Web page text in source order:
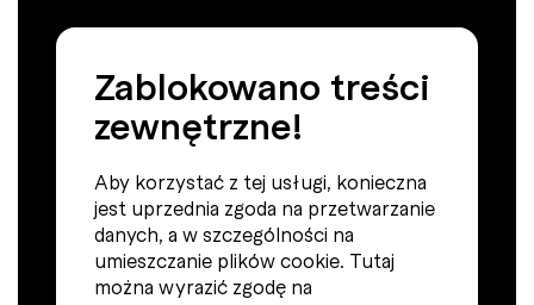
Zablokowano treści
zewnętrzne!
Aby korzystać z tej usługi, konieczna
jest uprzednia zgoda na przetwarzanie
danych, a w szczególności na
umieszczanie plików cookie. Tutaj
można wyrazić zgodę na